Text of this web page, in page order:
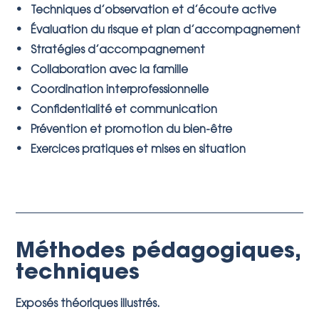
• Techniques d’observation et d’écoute active
• Évaluation du risque et plan d’accompagnement
• Stratégies d’accompagnement
• Collaboration avec la famille
• Coordination interprofessionnelle
• Confidentialité et communication
• Prévention et promotion du bien-être
• Exercices pratiques et mises en situation
Méthodes pédagogiques,
techniques
Exposés théoriques illustrés.